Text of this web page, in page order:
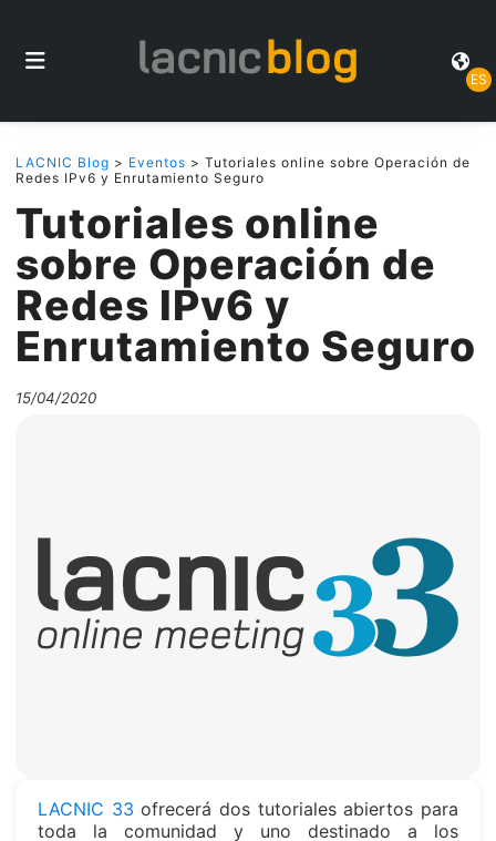
ES
LACNIC Blog > Eventos > Tutoriales online sobre Operación de
Redes IPv6 y Enrutamiento Seguro
Tutoriales online
sobre Operación de
Redes IPv6 y
Enrutamiento Seguro
15/04/2020
LACNIC 33 ofrecerá dos tutoriales abiertos para
toda la comunidad y uno destinado a los